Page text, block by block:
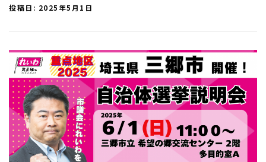
投稿日: 2025年5月1日